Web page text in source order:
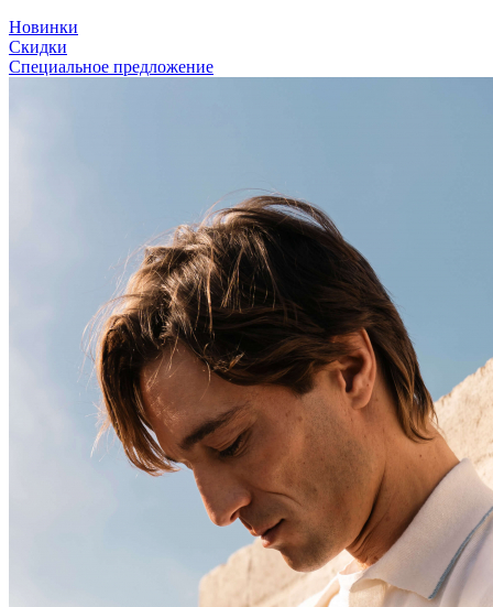
Новинки
Скидки
Специальное предложение